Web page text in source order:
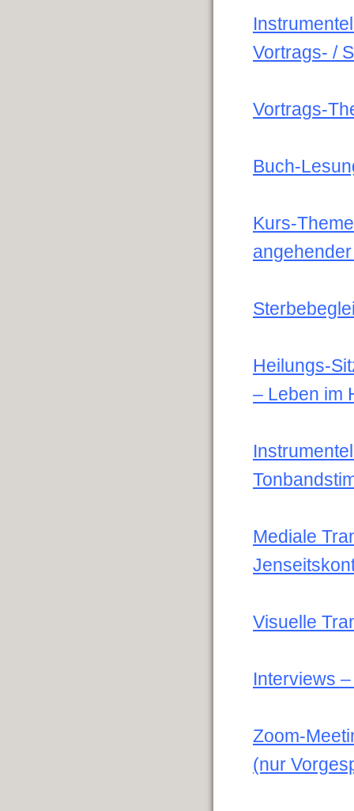
Vortrags- /
Vortrags-
Buch-
Kurs-
Heilungs-
– Leben im
Mediale
Visuelle
Interviews
Zoom-
(nur